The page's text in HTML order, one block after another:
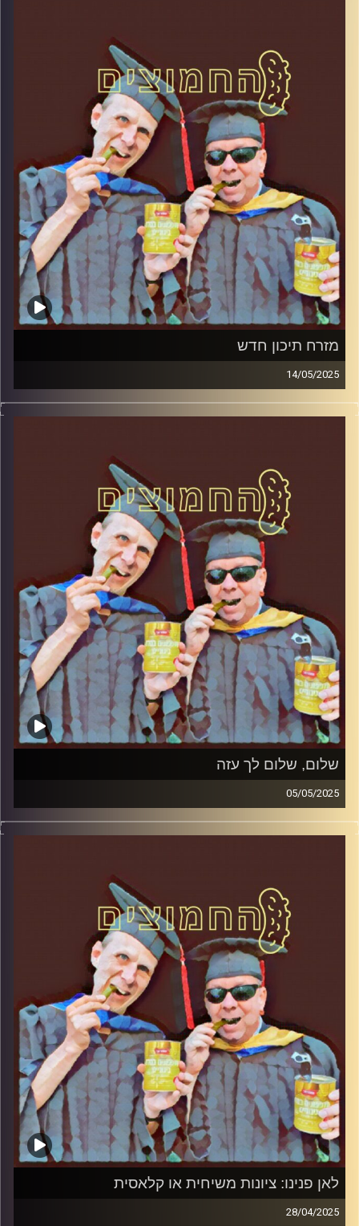
קרדיט תמונות:AudioVersity
מזרח תיכון חדש
14/05/2025
המערכת הפוליטית על ספת הפסיכולוג, עם פרופסור בועז בן-
דוד ופרופסור גלעד הירשברגר
קרדיט תמונות:AudioVersity
שלום, שלום לך עזה
05/05/2025
המערכת הפוליטית על ספת הפסיכולוג, עם פרופסור בועז בן-
דוד ופרופסור גלעד הירשברגר
קרדיט תמונות:AudioVersity
לאן פנינו: ציונות משיחית או קלאסית
28/04/2025